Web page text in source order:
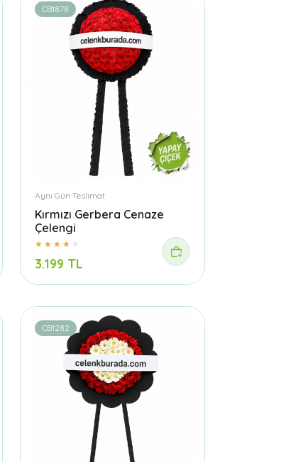
CB1878
Aynı Gün Teslimat
Kırmızı Gerbera Cenaze
Çelengi
3.199 TL
CB1282